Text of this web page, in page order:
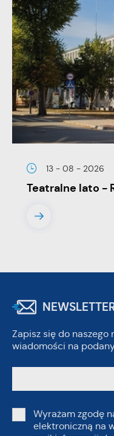
13 - 08 - 2026
Teatralne lato -
Zapisz się do
wiadomości na
Wyrażam zgodę
elektroniczną na